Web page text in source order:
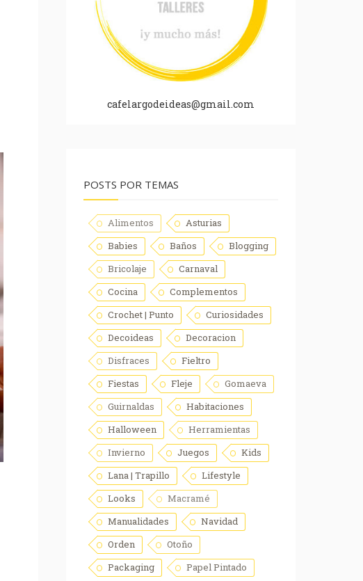
cafelargodeideas@gmail.com
POSTS POR TEMAS
Alimentos
Asturias
Babies
Baños
Blogging
Bricolaje
Carnaval
Cocina
Complementos
Crochet | Punto
Curiosidades
Decoideas
Decoracion
Disfraces
Fieltro
Fiestas
Fleje
Gomaeva
Guirnaldas
Habitaciones
Halloween
Herramientas
Invierno
Juegos
Kids
Lana | Trapillo
Lifestyle
Looks
Macramé
Manualidades
Navidad
Orden
Otoño
Packaging
Papel Pintado